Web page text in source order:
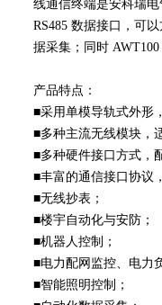
线通信终端是安科瑞
RS485 数据接口，可
据采集；同时
产品特点：
■采用单模导轨式外形
■多种主流无线模块，
■多种硬件接口方式，
■丰富的通信接口协议
■无线抄表；
■楼宇自动化与安防；
■机器人控制；
■电力配网监控、电力
■智能照明控制；